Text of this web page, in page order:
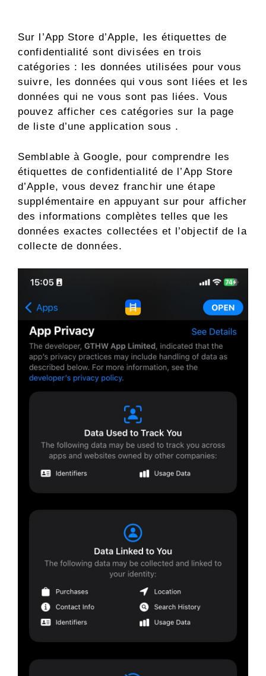
Sur l’App Store d’Apple, les étiquettes de
confidentialité sont divisées en trois
catégories : les données utilisées pour vous
suivre, les données qui vous sont liées et les
données qui ne vous sont pas liées. Vous
pouvez afficher ces catégories sur la page
de liste d’une application sous .
Semblable à Google, pour comprendre les
étiquettes de confidentialité de l’App Store
d’Apple, vous devez franchir une étape
supplémentaire en appuyant sur pour afficher
des informations complètes telles que les
données exactes collectées et l’objectif de la
collecte de données.